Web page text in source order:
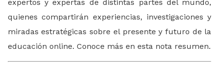
expertos y expertas de distintas partes del mundo,
quienes compartirán experiencias, investigaciones y
miradas estratégicas sobre el presente y futuro de la
educación online. Conoce más en esta nota resumen.